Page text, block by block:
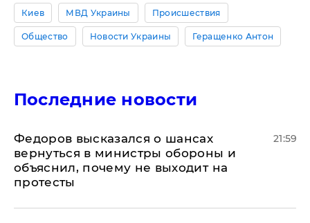
Киев МВД Украины Происшествия
Общество Новости Украины Геращенко Антон
Последние новости
Федоров высказался о шансах
вернуться в министры обороны и
объяснил, почему не выходит на
протесты
21:59